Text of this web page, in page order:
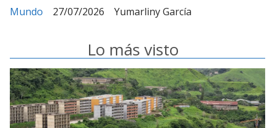
Yumarliny García
Mundo 27/07/2026
Lo más visto